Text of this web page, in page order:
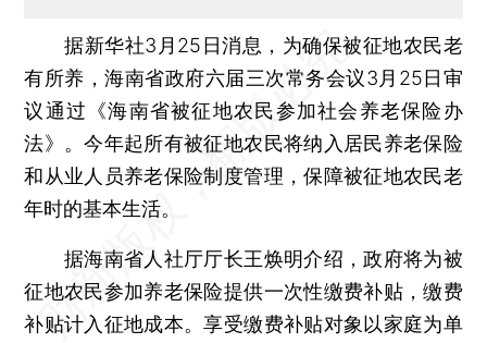
据新华社3月25日消息，为确保被征地农民老
有所养，海南省政府六届三次常务会议3月25日审
议通过《海南省被征地农民参加社会养老保险办
法》。今年起所有被征地农民将纳入居民养老保险
和从业人员养老保险制度管理，保障被征地农民老
年时的基本生活。
据海南省人社厅厅长王焕明介绍，政府将为被
征地农民参加养老保险提供一次性缴费补贴，缴费
补贴计入征地成本。享受缴费补贴对象以家庭为单